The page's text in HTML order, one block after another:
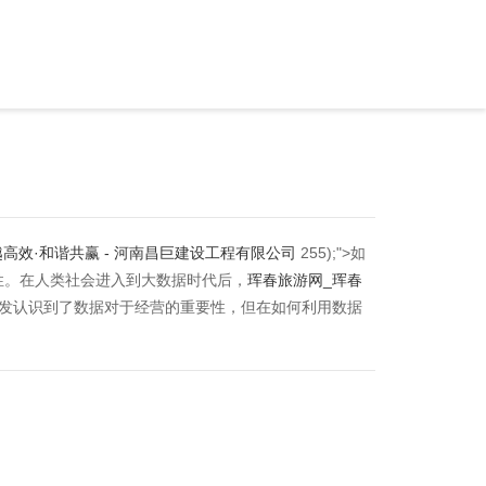
效·和谐共赢 - 河南昌巨建设工程有限公司 255);">如
在人类社会进入到大数据时代后， 珲春旅游网_珲春
认识到了数据对于经营的重要性，但在如何利用数据